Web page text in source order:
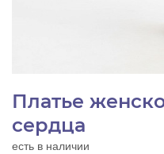
Платье
сердца
есть в наличии